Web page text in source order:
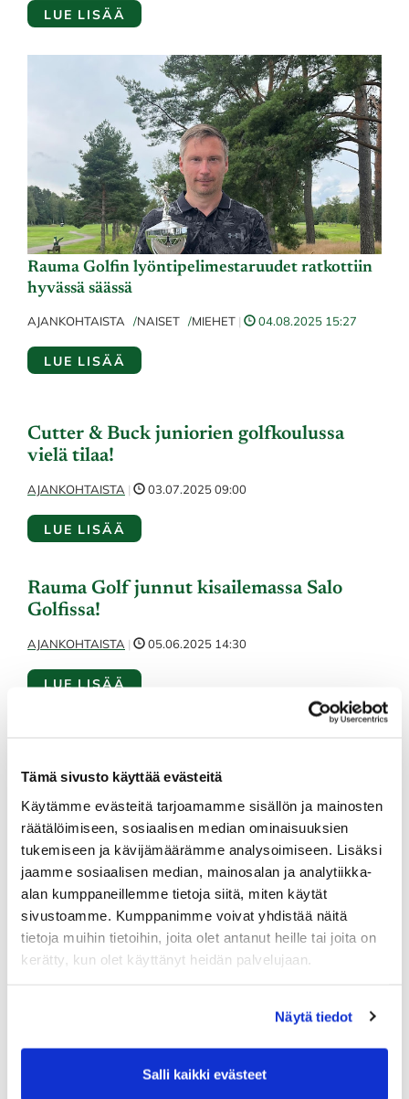
Tämä sivusto käyttää evästeitä
Käytämme evästeitä tarjoamamme sisällön ja mainosten
räätälöimiseen, sosiaalisen median ominaisuuksien
tukemiseen ja kävijämäärämme analysoimiseen. Lisäksi
jaamme sosiaalisen median, mainosalan ja analytiikka-
alan kumppaneillemme tietoja siitä, miten käytät
sivustoamme. Kumppanimme voivat yhdistää näitä
tietoja muihin tietoihin, joita olet antanut heille tai joita on
kerätty, kun olet käyttänyt heidän palvelujaan.
Näytä tiedot
Salli kaikki evästeet
LUE LISÄÄ
Rauma Golfin lyöntipelimestaruudet ratkottiin
hyvässä säässä
AJANKOHTAISTA NAISET MIEHET | 04.08.2025 15:27
LUE LISÄÄ
Cutter & Buck juniorien golfkoulussa
vielä tilaa!
AJANKOHTAISTA | 03.07.2025 09:00
LUE LISÄÄ
Rauma Golf junnut kisailemassa Salo
Golfissa!
AJANKOHTAISTA | 05.06.2025 14:30
LUE LISÄÄ
AJANKOHTAISTA JUNIORIT 20.05.2025 08:32
LUE LISÄÄ
Tosissaan muttei totisesti!
AJANKOHTAISTA | 09.05.2025 10:44
LUE LISÄÄ
Rauma Golf junnujen kesäkauden
päätöstilaisuus